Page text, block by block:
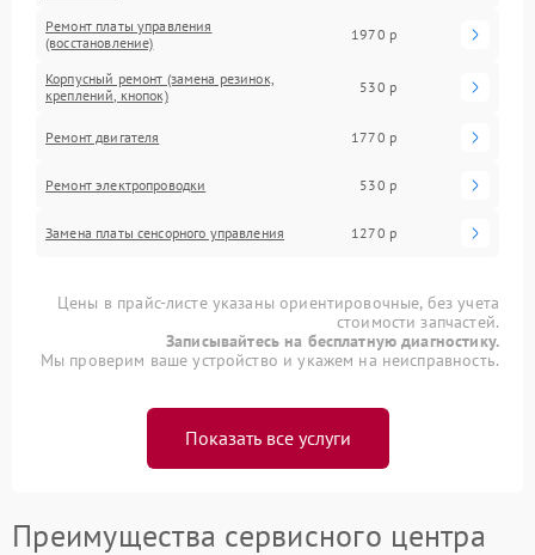
Ремонт платы управления
(восстановление)
1970 р
Корпусный ремонт (замена резинок,
креплений, кнопок)
530 р
Ремонт двигателя 1770 р
Ремонт электропроводки 530 р
Замена платы сенсорного управления 1270 р
Цены в прайс-листе указаны ориентировочные, без учета
стоимости запчастей.
Записывайтесь на бесплатную диагностику.
Мы проверим ваше устройство и укажем на неисправность.
Показать все услуги
Преимущества сервисного центра